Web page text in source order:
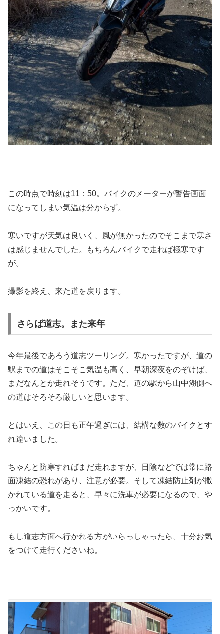
この時点で時刻は11：50。バイクのメーターが警告画面
になってしまい気温は分からず。
寒いですが天気は良いく、風が無かったのでそこまで寒さ
は感じませんでした。もちろんバイクで走れば極寒です
が。
撮影を終え、来た道を戻ります。
さらば道志。また来年
今年最後であろう道志ツーリング。寒かったですが、道の
駅までの道はそこそこ気温も高く、早朝深夜をのぞけば、
まだなんとか走れそうです。ただ、道の駅から山中湖側へ
の道はそろそろ厳しいと思います。
とはいえ、この日も正午過ぎには、結構な数のバイクとす
れ違いました。
ちゃんと防寒すればまだ走れますが、日陰などでは常に路
面凍結の恐れがあり、注意が必要。そして凍結防止剤が撒
かれている道を走ると、早々に洗車が必要になるので、や
っかいです。
もし道志方面へ行かれる方がいらっしゃったら、十分お気
をつけて走行くださいね。